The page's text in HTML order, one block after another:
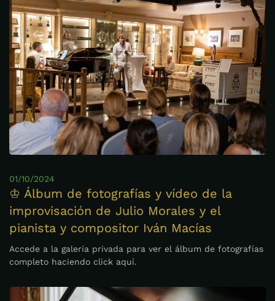
01/10/2024
♔ Álbum de fotografías y vídeo de la
improvisación de Julio Morales y el
pianista y compositor Iván Macías
Accede a la galería privada para ver el álbum de fotografías
completo haciendo click aquí.